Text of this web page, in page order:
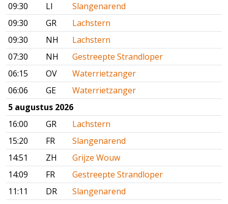
09:30
LI
Slangenarend
09:30
GR
Lachstern
09:30
NH
Lachstern
07:30
NH
Gestreepte Strandloper
06:15
OV
Waterrietzanger
06:06
GE
Waterrietzanger
5 augustus 2026
16:00
GR
Lachstern
15:20
FR
Slangenarend
14:51
ZH
Grijze Wouw
14:09
FR
Gestreepte Strandloper
11:11
DR
Slangenarend